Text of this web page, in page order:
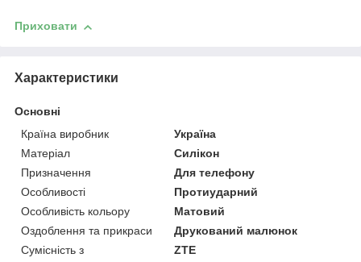
Приховати
Характеристики
Основні
Країна виробник
Україна
Матеріал
Силікон
Призначення
Для телефону
Особливості
Протиударний
Особливість кольору
Матовий
Оздоблення та прикраси
Друкований малюнок
Сумісність з
ZTE